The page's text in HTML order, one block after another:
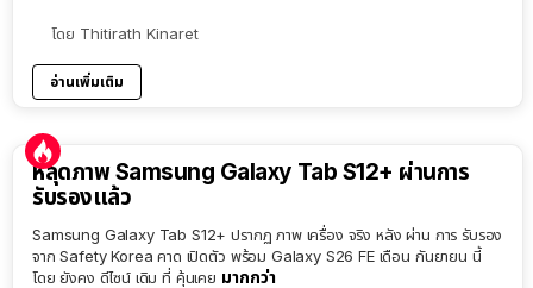
โดย Thitirath Kinaret
อ่านเพิ่มเติม
หลุดภาพ Samsung Galaxy Tab S12+ ผ่านการ
รับรองแล้ว
Samsung Galaxy Tab S12+ ปรากฏ ภาพ เครื่อง จริง หลัง ผ่าน การ รับรอง
จาก Safety Korea คาด เปิดตัว พร้อม Galaxy S26 FE เดือน กันยายน นี้
โดย ยังคง ดีไซน์ เดิม ที่ คุ้นเคย มากกว่า